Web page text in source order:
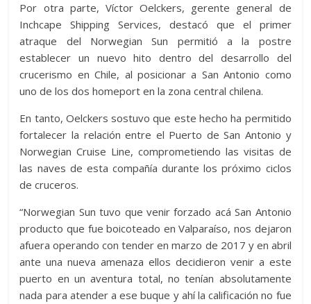
Por otra parte, Víctor Oelckers, gerente general de
Inchcape Shipping Services, destacó que el primer
atraque del Norwegian Sun permitió a la postre
establecer un nuevo hito dentro del desarrollo del
crucerismo en Chile, al posicionar a San Antonio como
uno de los dos homeport en la zona central chilena.
En tanto, Oelckers sostuvo que este hecho ha permitido
fortalecer la relación entre el Puerto de San Antonio y
Norwegian Cruise Line, comprometiendo las visitas de
las naves de esta compañía durante los próximo ciclos
de cruceros.
“Norwegian Sun tuvo que venir forzado acá San Antonio
producto que fue boicoteado en Valparaíso, nos dejaron
afuera operando con tender en marzo de 2017 y en abril
ante una nueva amenaza ellos decidieron venir a este
puerto en un aventura total, no tenían absolutamente
nada para atender a ese buque y ahí la calificación no fue